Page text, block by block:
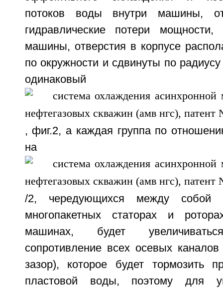
потоков воды внутри машины,
гидравлические потери
машины, отверстия в корпусе
по окружности и сдвинуты по
, фиг.2, а каждая группа по
на
/2, чередующихся между собой
многопакетных статорах и
машинах, будет
сопротивление всех осевых
зазор), которое будет тормозить
пластовой воды, поэтому для